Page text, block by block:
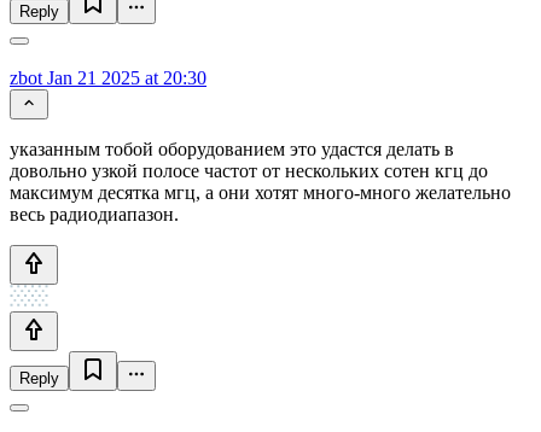
Reply
zbot Jan 21 2025 at 20:30
указанным тобой оборудованием это удастся делать в
довольно узкой полосе частот от нескольких сотен кгц до
максимум десятка мгц, а они хотят много-много желательно
весь радиодиапазон.
Reply